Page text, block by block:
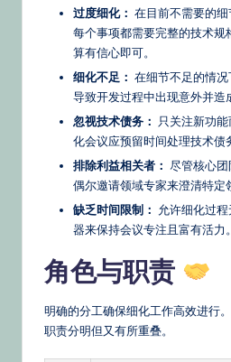
过度细化： 在目前不需要的
每个事项都需要完整的技术规
算有信心即可。
细化不足： 在细节不足的情
导致开发过程中出现意外并造
忽视技术债务：
只关注新功
化会议应预留时间处理技术债
排除利益相关者： 尽管核心
偶尔邀请领域专家来澄清特定
缺乏时间限制： 允许细化过
器来保持会议专注且富有活力。
角色与职责
明确的分工确保细化工作高效进行
职责分明但又有所重叠。